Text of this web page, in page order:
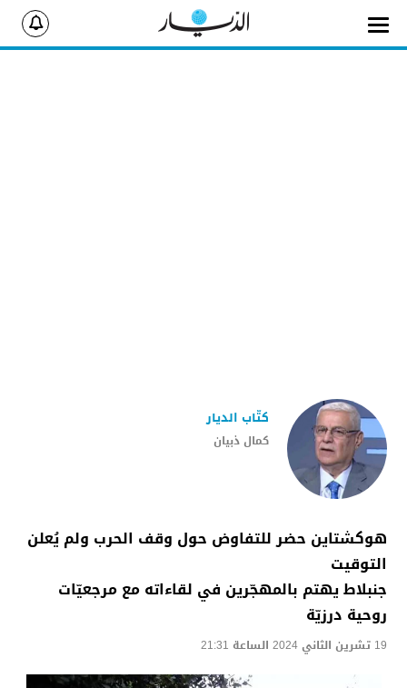
كمال ذبيان
كتّاب الديار
هوكشتاين حضر للتفاوض حول وقف الحرب ولم يُعلن
التوقيت
جنبلاط يهتم بالمهجّرين في لقاءاته مع مرجعيّات
روحية درزيّة
19 تشرين الثاني 2024 الساعة 21:31